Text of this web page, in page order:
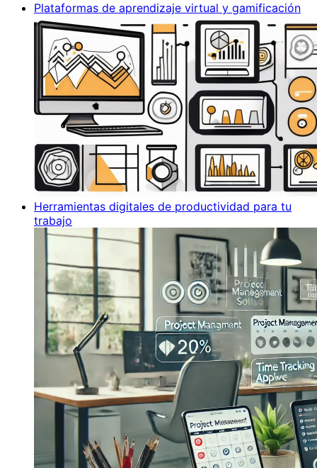
Plataformas de aprendizaje virtual y gamificación
Herramientas digitales de productividad para tu
trabajo